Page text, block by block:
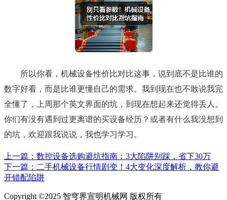
所以你看，机械设备性价比对比这事，说到底不是比谁的
数字好看，而是比谁更懂自己的需求。我到现在也不敢说我完
全懂了，上周那个英文界面的坑，到现在想起来还觉得丢人。
你们有没有遇到过更离谱的买设备经历？或者有什么我没想到
的坑，欢迎跟我说说，我也学习学习。
上一篇：数控设备选购避坑指南：3大陷阱别踩，省下30万
下一篇：二手机械设备行情剧变！4大变化深度解析，教你避
开错配陷阱
Copyright ©2025 智穹界宣明机械网 版权所有